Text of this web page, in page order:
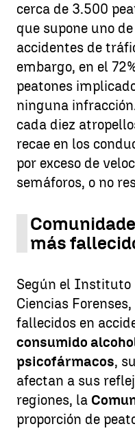
cerca de 3.500
que supone uno
accidentes de
embargo, en el
peatones
ninguna
cada diez
recae en los
por exceso de
semáforos, o no
más
Según el Instituto
Ciencias
fallecidos en
consumido
psicofármacos,
afectan a sus
regiones, la
proporción de